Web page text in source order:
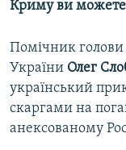
Криму ви
Помічник
України Олег
український
скаргами на
анексованому